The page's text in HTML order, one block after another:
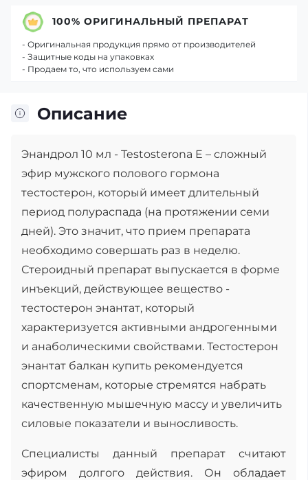
Описание
Энандрол 10 мл - Testosterona E – сложный
эфир мужского полового гормона
тестостерон, который имеет длительный
период полураспада (на протяжении семи
дней). Это значит, что прием препарата
необходимо совершать раз в неделю.
Стероидный препарат выпускается в форме
инъекций, действующее вещество -
тестостерон энантат, который
характеризуется активными андрогенными
и анаболическими свойствами. Тестостерон
энантат балкан купить рекомендуется
спортсменам, которые стремятся набрать
качественную мышечную массу и увеличить
силовые показатели и выносливость.
Специалисты данный препарат считают
эфиром долгого действия. Он обладает
100% ОРИГИНАЛЬНЫЙ ПРЕПАРАТ
- Оригинальная продукция прямо от производителей
- Защитные коды на упаковках
- Продаем то, что используем сами